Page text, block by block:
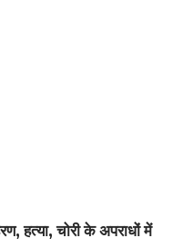
हत्या, चोरी के अपराधों में